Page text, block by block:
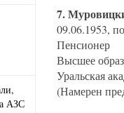
АЗС
7.
09.06.1953,
Пенсионер
Высшее
Уральская
(Намерен